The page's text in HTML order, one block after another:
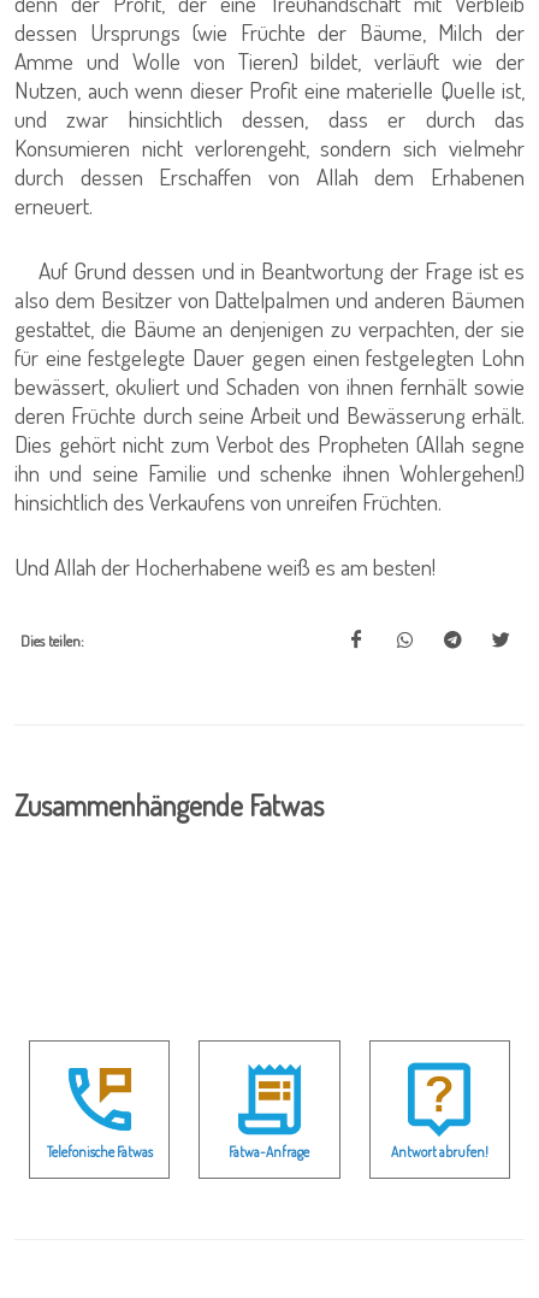
dessen Ursprungs (wie Früchte der Bäume, Milch der
Amme und Wolle von Tieren) bildet, verläuft wie der
Nutzen, auch wenn dieser Profit eine materielle Quelle ist,
und zwar hinsichtlich dessen, dass er durch das
Konsumieren nicht verlorengeht, sondern sich vielmehr
durch dessen Erschaffen von Allah dem Erhabenen
erneuert.
Auf Grund dessen und in Beantwortung der Frage ist es
also dem Besitzer von Dattelpalmen und anderen Bäumen
gestattet, die Bäume an denjenigen zu verpachten, der sie
für eine festgelegte Dauer gegen einen festgelegten Lohn
bewässert, okuliert und Schaden von ihnen fernhält sowie
deren Früchte durch seine Arbeit und Bewässerung erhält.
Dies gehört nicht zum Verbot des Propheten (Allah segne
ihn und seine Familie und schenke ihnen Wohlergehen!)
hinsichtlich des Verkaufens von unreifen Früchten.
Und Allah der Hocherhabene weiß es am besten!
Dies teilen:
Zusammenhängende Fatwas
Telefonische Fatwas Fatwa-Anfrage Antwort abrufen!